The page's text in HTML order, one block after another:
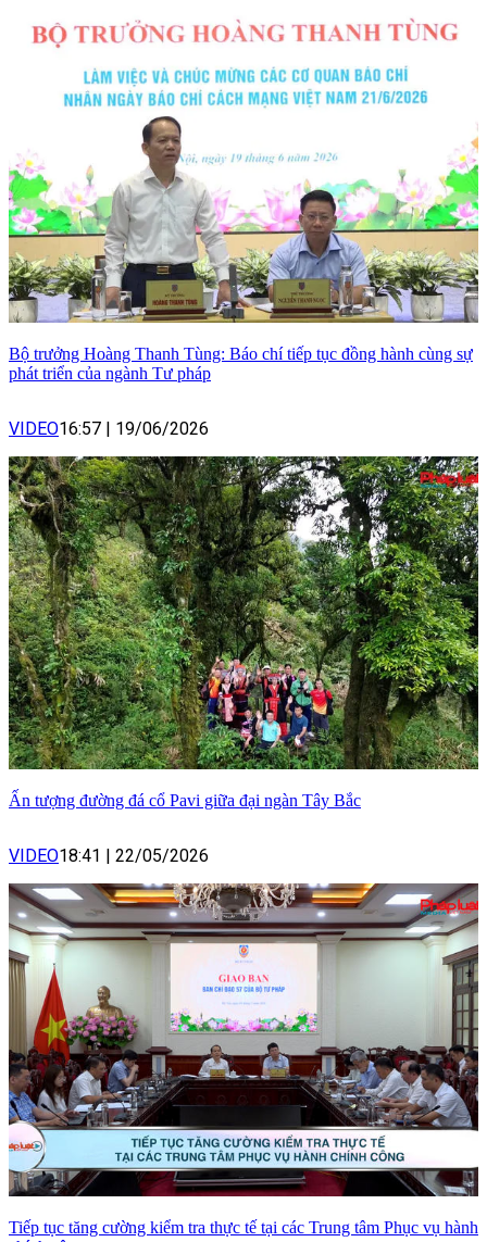
Bộ trưởng Hoàng Thanh Tùng: Báo chí tiếp tục đồng hành cùng sự
phát triển của ngành Tư pháp
VIDEO16:57 19/06/2026
Ấn tượng đường đá cổ Pavi giữa đại ngàn Tây Bắc
VIDEO18:41 22/05/2026
Tiếp tục tăng cường kiểm tra thực tế tại các Trung tâm Phục vụ hành